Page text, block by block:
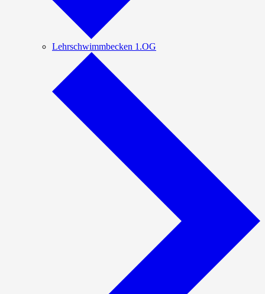
Lehrschwimmbecken 1.OG